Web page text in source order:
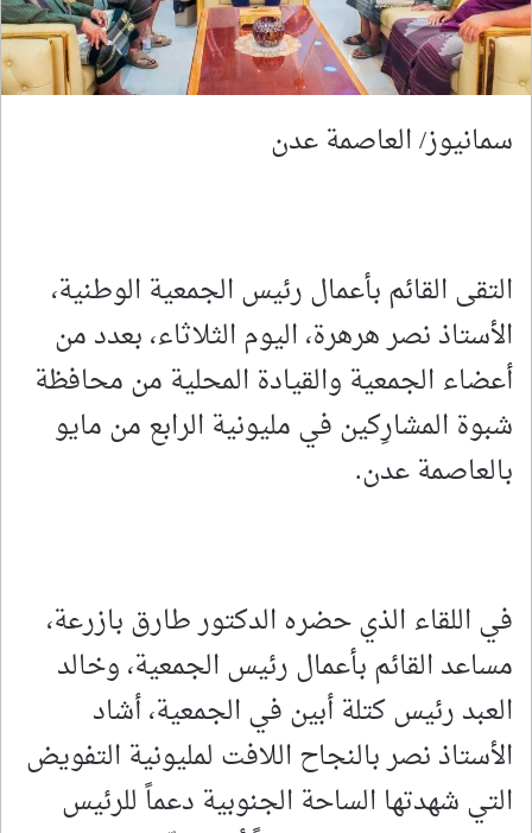
سمانيوز/ العاصمة عدن
التقى القائم بأعمال رئيس الجمعية الوطنية،
الأستاذ نصر هرهرة، اليوم الثلاثاء، بعدد من
أعضاء الجمعية والقيادة المحلية من محافظة
شبوة المشارِكين في مليونية الرابع من مايو
بالعاصمة عدن.
في اللقاء الذي حضره الدكتور طارق بازرعة،
مساعد القائم بأعمال رئيس الجمعية، وخالد
العبد رئيس كتلة أبين في الجمعية، أشاد
الأستاذ نصر بالنجاح اللافت لمليونية التفويض
التي شهدتها الساحة الجنوبية دعماً للرئيس